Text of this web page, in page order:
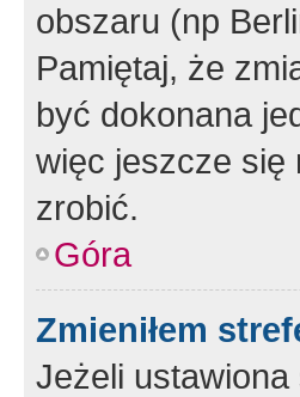
obszaru (np
Pamiętaj, że
być dokonana
więc jeszcze się
zrobić.
Góra
Zmieniłem
Jeżeli